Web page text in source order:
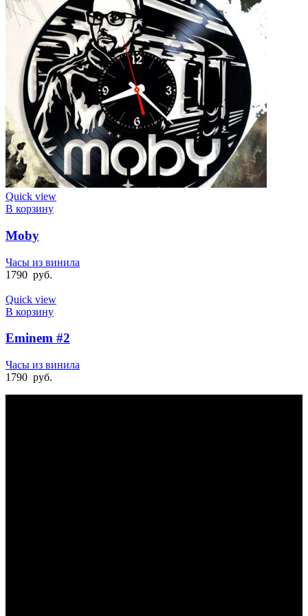
Quick view
В корзину
Moby
Часы из винила
1790 руб.
Quick view
В корзину
Eminem #2
Часы из винила
1790 руб.